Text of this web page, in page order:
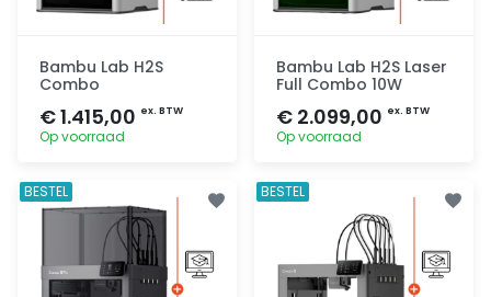
Bambu Lab H2S
Combo
€ 1.415,00 ex. BTW
Op voorraad
Bambu Lab H2S Laser
Full Combo 10W
€ 2.099,00 ex. BTW
Op voorraad
BESTEL BESTEL